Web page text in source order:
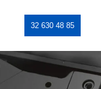
32 630 48 85